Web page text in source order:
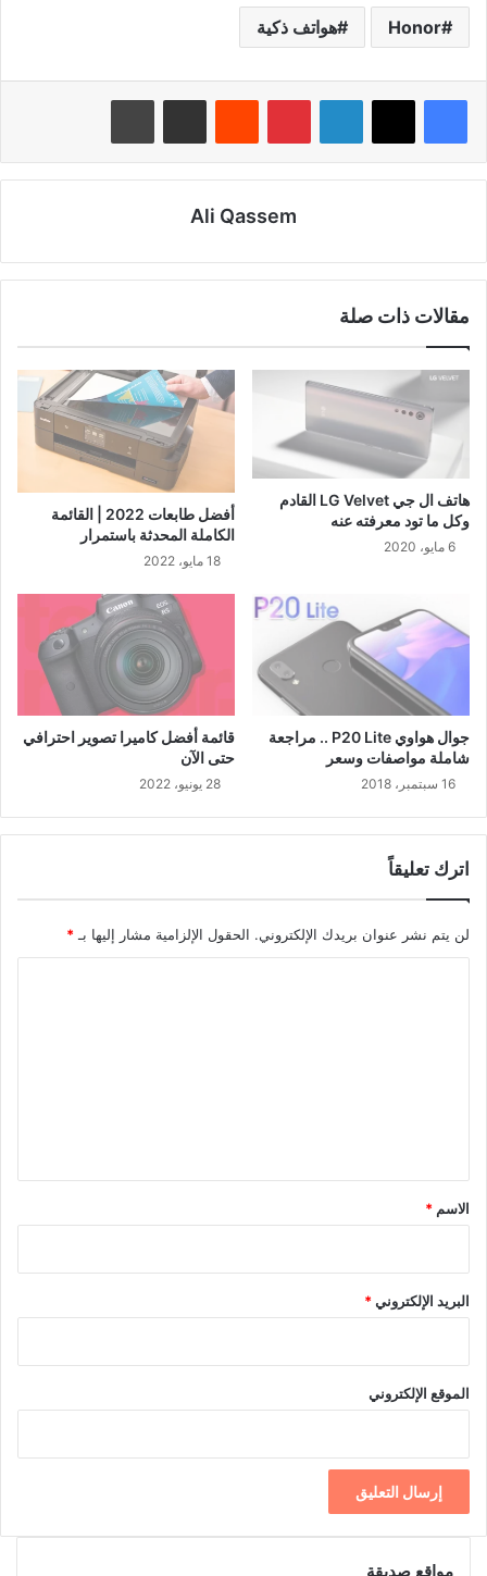
Honor هواتف ذكية
لينكدإن بينتيريست
Ali Qassem
مقالات ذات صلة
هاتف ال جي LG Velvet القادم
وكل ما تود معرفته عنه
6 مايو، 2020
أفضل طابعات 2022 | القائمة
الكاملة المحدثة باستمرار
18 مايو، 2022
جوال هواوي P20 Lite .. مراجعة
شاملة مواصفات وسعر
16 سبتمبر، 2018
قائمة أفضل كاميرا تصوير احترافي
حتى الآن
28 يونيو، 2022
اترك تعليقاً
لن يتم نشر عنوان بريدك الإلكتروني. الحقول الإلزامية مشار إليها بـ*
*
الاسم *
البريد الإلكتروني*
الموقع الإلكتروني
مواقع صديقة